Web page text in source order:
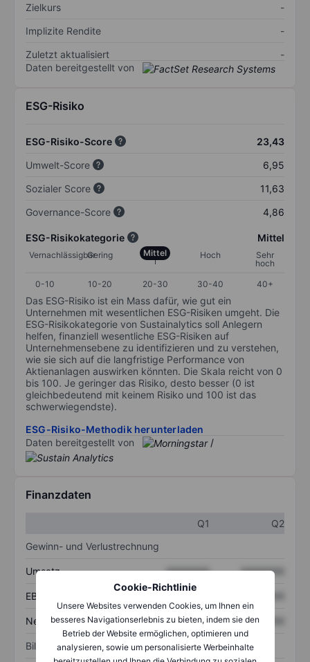
Cookie-Richtlinie
Unsere Websites verwenden Cookies, um Ihnen ein
besseres Navigationserlebnis zu bieten, indem sie den
Betrieb der Website ermöglichen, optimieren und
analysieren, sowie um personalisierte Werbeinhalte
Zielkurs
-
Implizite Rendite
-
Zuletzt aktualisiert
-
Daten bereitgestellt von
ESG-Risiko
ESG-Risiko-Score
23,43
Umwelt-Score
6,95
Sozialer Score
11,63
Governance-Score
4,86
ESG-Risikokategorie Mittel
VernachlässigbarGering Mittel Hoch
Sehr
hoch
0-10
10-20 20-30 30-40 40+
Das ESG-Risiko ist ein Mass dafür, wie gut ein
Unternehmen mit wesentlichen ESG-Risiken umgeht. Die
ESG-Risikokategorie von Sustainalytics soll Anlegern
helfen, finanziell wesentliche ESG-Risiken auf
Unternehmensebene zu identifizieren und zu verstehen,
wie sie sich auf die langfristige Performance von
Aktienanlagen auswirken könnten. Die Skala reicht von 0
bis 100. Je geringer das Risiko, desto besser (0 ist
gleichbedeutend mit keinem Risiko und 100 ist das
schwerwiegendste).
ESG-Risiko-Methodik herunterladen
Daten bereitgestellt von
/
Finanzdaten
Q1
Q2
Gewinn- und Verlustrechnung
Umsatz XXXXXXX XXXXXXX
EBITDA
Nettoeinkommen XXXXXXX XXXXXXX
Bilanz